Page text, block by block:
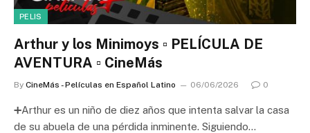
PELIS
Arthur y los Minimoys ▫️ PELÍCULA DE
AVENTURA ▫️ CineMás
By CineMás - Películas en Español Latino 06/06/2026 0
➕Arthur es un niño de diez años que intenta salvar la casa
de su abuela de una pérdida inminente. Siguiendo…